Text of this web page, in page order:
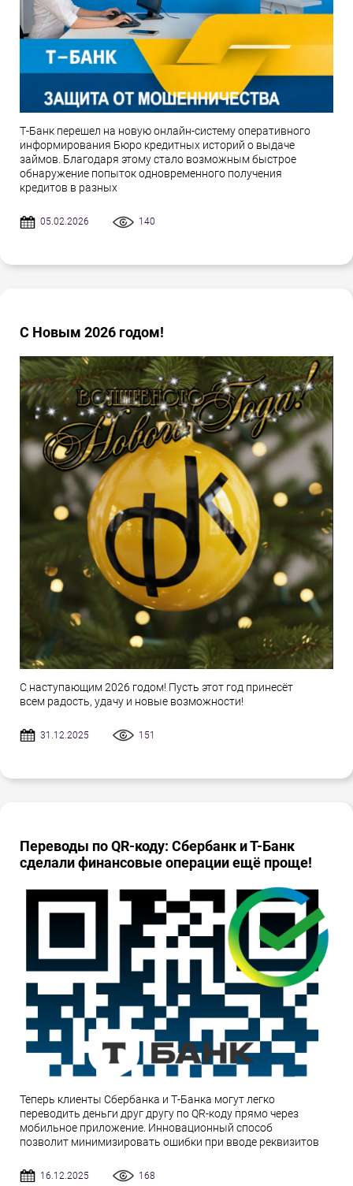
Т-Банк перешел на новую онлайн-систему оперативного
информирования Бюро кредитных историй о выдаче
займов. Благодаря этому стало возможным быстрое
обнаружение попыток одновременного получения
кредитов в разных
05.02.2026 140
С Новым 2026 годом!
С наступающим 2026 годом! Пусть этот год принесёт
всем радость, удачу и новые возможности!
31.12.2025 151
Переводы по QR-коду: Сбербанк и Т-Банк
сделали финансовые операции ещё проще!
Теперь клиенты Сбербанка и Т-Банка могут легко
переводить деньги друг другу по QR-коду прямо через
мобильное приложение. Инновационный способ
позволит минимизировать ошибки при вводе реквизитов
16.12.2025 168